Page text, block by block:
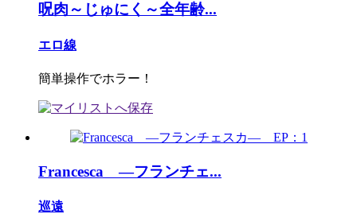
呪肉～じゅにく～全年齢...
エロ線
簡単操作でホラー！
Francesca ―フランチェ...
巡遠